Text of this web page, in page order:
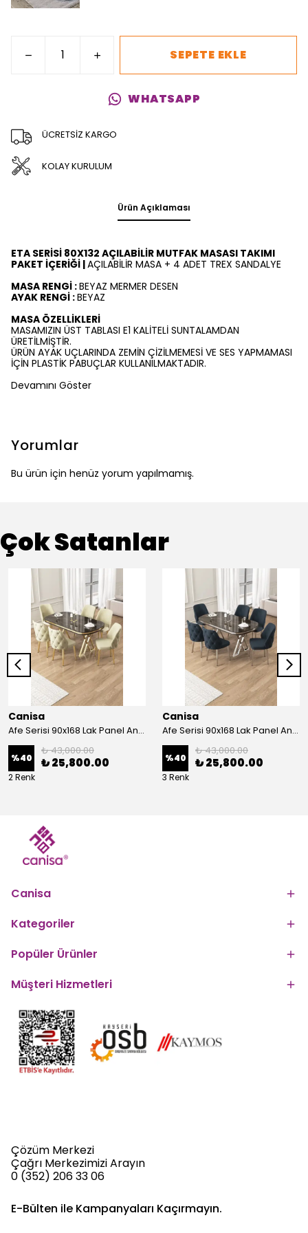
SEPETE EKLE
WHATSAPP
ÜCRETSİZ KARGO
KOLAY KURULUM
Ürün Açıklaması
ETA SERİSİ 80X132 AÇILABİLİR MUTFAK MASASI TAKIMI
PAKET İÇERİĞİ |AÇILABİLİR MASA + 4 ADET TREX SANDALYE
MASA RENGİ :BEYAZ MERMER DESEN
AYAK RENGİ :BEYAZ
MASA ÖZELLİKLERİ
MASAMIZIN ÜST TABLASI E1 KALİTELİ SUNTALAMDAN
ÜRETİLMİŞTİR.
ÜRÜN AYAK UÇLARINDA ZEMİN ÇİZİLMEMESİ VE SES YAPMAMASI
İÇİN PLASTİK PABUÇLAR KULLANILMAKTADIR.
Devamını Göster
Yorumlar
Bu ürün için henüz yorum yapılmamış.
Çok Satanlar
Canisa
Afe Serisi 90x168 Lak Panel Antrasit İroni Masa ve 6 Sandalye Gold Kaplama Ayak
%40
₺ 43,000.00
₺ 25,800.00
2 Renk
Canisa
Afe Serisi 90x168 Lak Panel Antrasit İroni Masa ve 6 Sandalye Krom Kaplama Ayak
%40
₺ 43,000.00
₺ 25,800.00
3 Renk
Canisa
Kategoriler
Popüler Ürünler
Müşteri Hizmetleri
Çözüm Merkezi
Çağrı Merkezimizi Arayın
0 (352) 206 33 06
E-Bülten ile Kampanyaları Kaçırmayın.